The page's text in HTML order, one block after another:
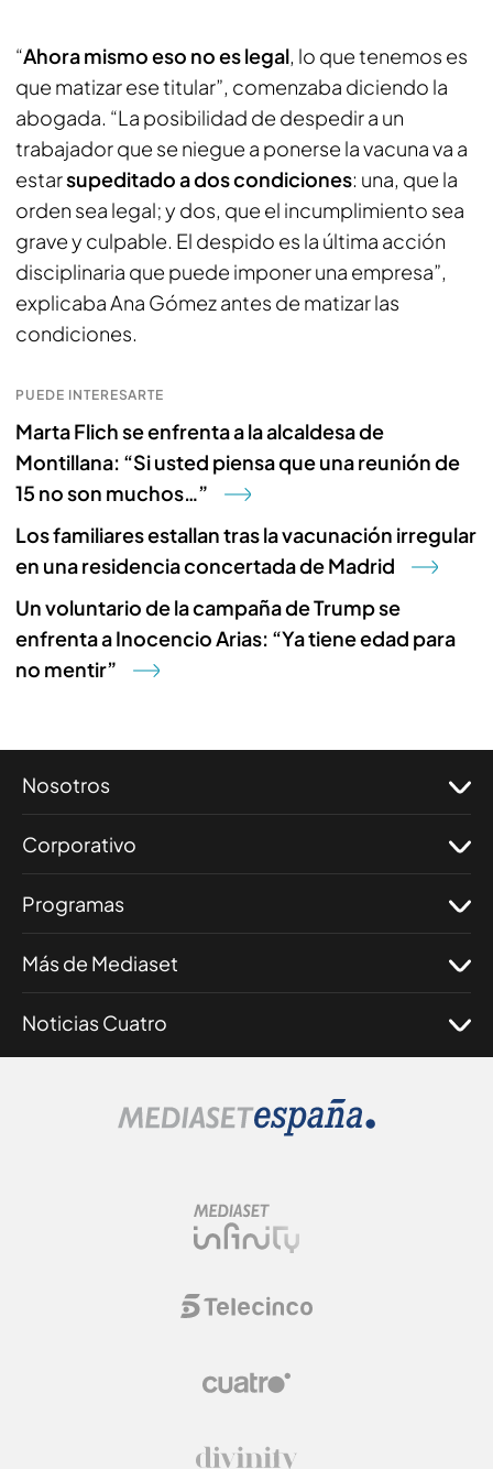
“Ahora mismo eso no es legal, lo que tenemos es
que matizar ese titular”, comenzaba diciendo la
abogada. “La posibilidad de despedir a un
trabajador que se niegue a ponerse la vacuna va a
estarsupeditado a dos condiciones: una, que la
orden sea legal; y dos, que el incumplimiento sea
grave y culpable. El despido es la última acción
disciplinaria que puede imponer una empresa”,
explicaba Ana Gómez antes de matizar las
condiciones.
PUEDE INTERESARTE
Marta Flich se enfrenta a la alcaldesa de
Montillana: “Si usted piensa que una reunión de
15 no son muchos…”
Los familiares estallan tras la vacunación irregular
en una residencia concertada de Madrid
Un voluntario de la campaña de Trump se
enfrenta a Inocencio Arias: “Ya tiene edad para
no mentir”
Nosotros
Corporativo
Programas
Más de Mediaset
Noticias Cuatro